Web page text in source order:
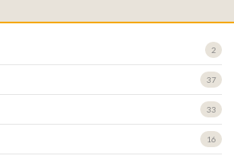
2
37
33
16